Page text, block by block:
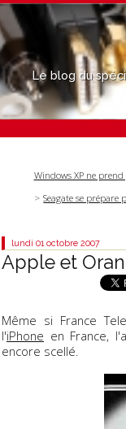
Le blog du
Windows XP ne
Seagate se prépare
lundi 01 octobre 2007
Apple et
Même si France
l'iPhone en France,
encore scellé.